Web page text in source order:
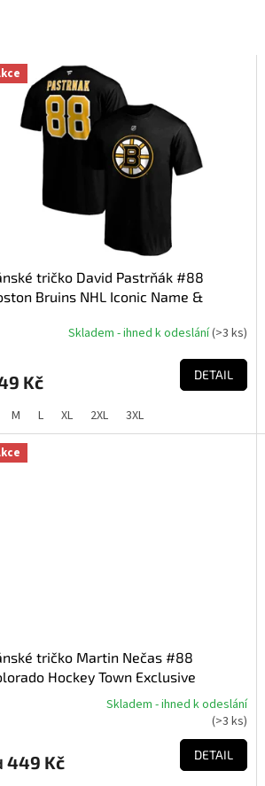
- 158) Dětské XL (164 - 170)
tričko David Pastrňák #88
Bruins NHL Iconic Name &
Skladem - ihned k odeslání(>3 ks)
Kč DETAIL
M L XL 2XL 3XL
tričko Martin Nečas #88
Hockey Town Exclusive
(Colorado Avalanche NHL)
Skladem - ihned k odeslání
(>3 ks)
449 Kč DETAIL